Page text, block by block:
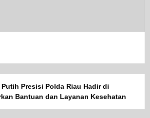
Presisi Polda Riau Hadir di
Bantuan dan Layanan Kesehatan